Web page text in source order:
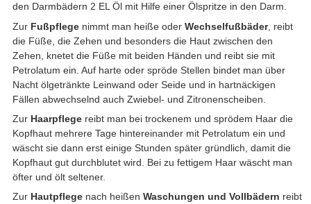
den Darmbädern 2 EL Öl mit Hilfe einer Ölspritze in den Darm.
Zur Fußpflegenimmt man heiße oder Wechselfußbäder, reibt
die Füße, die Zehen und besonders die Haut zwischen den
Zehen, knetet die Füße mit beiden Händen und reibt sie mit
Petrolatum ein. Auf harte oder spröde Stellen bindet man über
Nacht ölgetränkte Leinwand oder Seide und in hartnäckigen
Fällen abwechselnd auch Zwiebel- und Zitronenscheiben.
Zur Haarpflegereibt man bei trockenem und sprödem Haar die
Kopfhaut mehrere Tage hintereinander mit Petrolatum ein und
wäscht sie dann erst einige Stunden später gründlich, damit die
Kopfhaut gut durchblutet wird. Bei zu fettigem Haar wäscht man
öfter und ölt seltener.
Zur Hautpflegenach heißen Waschungen und Vollbädern reibt